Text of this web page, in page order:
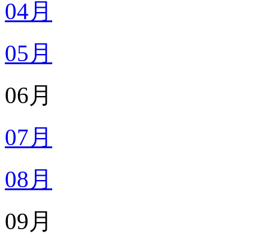
04月
05月
06月
07月
08月
09月